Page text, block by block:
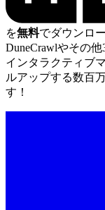
を無料でダウンロ
DuneCrawlやその
インタラクティブ
ルアップする数百
す！